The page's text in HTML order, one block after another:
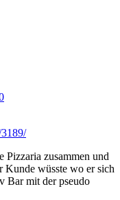
Pizzaria zusammen und
Kunde wüsste wo er sich
Bar mit der pseudo